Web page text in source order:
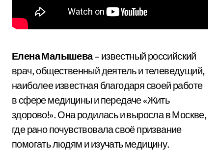
Елена Малышева– известный российский
врач, общественный деятель и телеведущий,
наиболее известная благодаря своей работе
в сфере медицины и передаче «Жить
здорово!». Она родилась и выросла в Москве,
где рано почувствовала своё призвание
помогать людям и изучать медицину.